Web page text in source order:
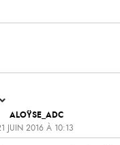
ALOŸSE_ADC
JUIN 2016 À 10:13